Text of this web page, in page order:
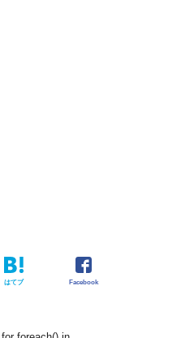
はてブ Facebook